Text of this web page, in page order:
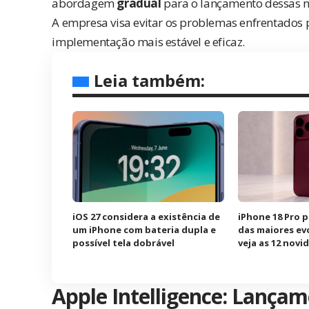
A empresa visa evitar os problemas
implementação mais estável e eficaz.
Leia também:
iOS 27 considera a existência de
um iPhone com bateria dupla e
possível tela dobrável
iPhone 18 Pro
das maiores
veja as 12
Apple Intelligence: